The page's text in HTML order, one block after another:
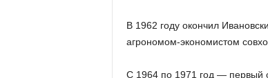
В 1962 году окончил
агрономом-экономистом
С 1964 по 1971 год — первый